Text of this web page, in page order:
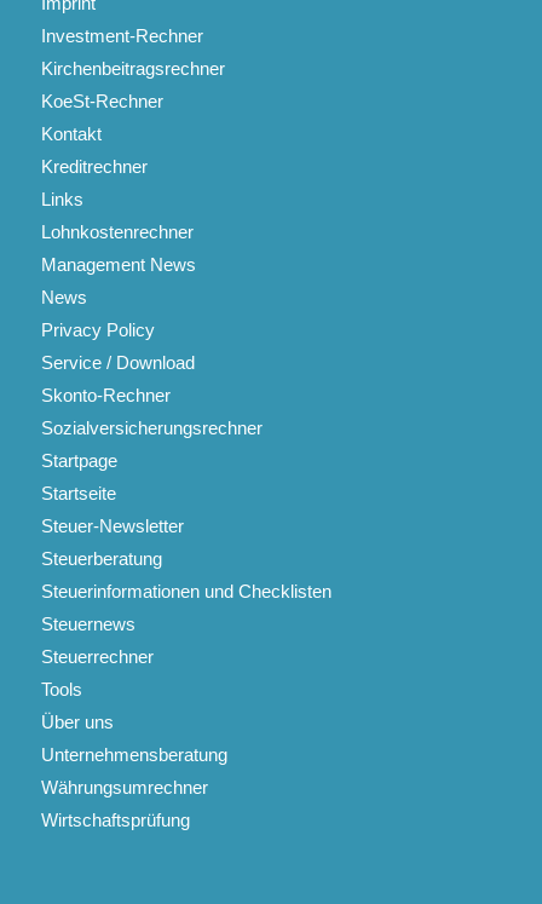
Investment-Rechner
Kirchenbeitragsrechner
KoeSt-Rechner
Kontakt
Kreditrechner
Links
Lohnkostenrechner
Management News
News
Privacy Policy
Service / Download
Skonto-Rechner
Sozialversicherungsrechner
Startpage
Startseite
Steuer-Newsletter
Steuerberatung
Steuerinformationen und Checklisten
Steuernews
Steuerrechner
Tools
Über uns
Unternehmensberatung
Währungsumrechner
Wirtschaftsprüfung